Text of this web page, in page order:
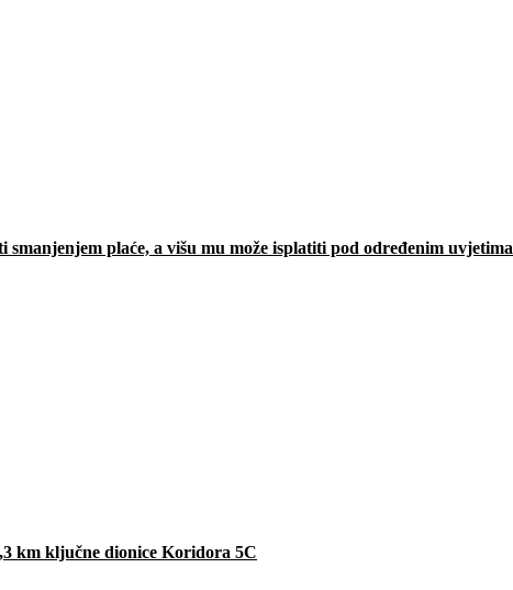
plaće, a višu mu može isplatiti pod određenim uvjetima
km ključne dionice Koridora 5C